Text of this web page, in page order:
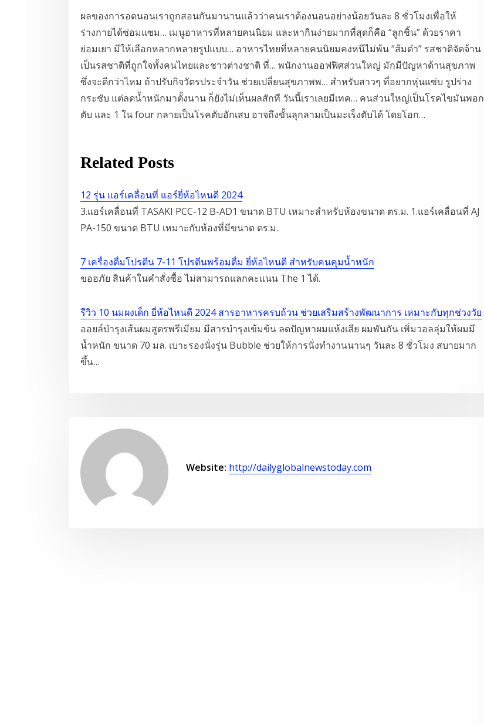
ผลของการอดนอนเราถูกสอนกันมานานแล้วว่าคนเราต้องนอนอย่างน้อยวันละ 8 ชั่วโมงเพื่อให้
ร่างกายได้ซ่อมแซม… เมนูอาหารที่หลายคนนิยม และหากินง่ายมากที่สุดก็คือ “ลูกชิ้น” ด้วยราคา
ย่อมเยา มีให้เลือกหลากหลายรูปแบบ… อาหารไทยที่หลายคนนิยมคงหนีไม่พ้น “ส้มตำ” รสชาติจัดจ้าน
เป็นรสชาติที่ถูกใจทั้งคนไทยและชาวต่างชาติ ที่… พนักงานออฟฟิศส่วนใหญ่ มักมีปัญหาด้านสุขภาพ
ซึ่งจะดีกว่าไหม ถ้าปรับกิจวัตรประจำวัน ช่วยเปลี่ยนสุขภาพพ… สำหรับสาวๆ ที่อยากหุ่นแซ่บ รูปร่าง
กระชับ แต่ลดน้ำหนักมาตั้งนาน ก็ยังไม่เห็นผลสักที วันนี้เราเลยมีเทค… คนส่วนใหญ่เป็นโรคไขมันพอก
ตับ และ 1 ใน four กลายเป็นโรคตับอักเสบ อาจถึงขั้นลุกลามเป็นมะเร็งตับได้ โดยโอก…
Related Posts
12 รุ่น แอร์เคลื่อนที่ แอร์ยี่ห้อไหนดี 2024
3.แอร์เคลื่อนที่ TASAKI PCC-12 B-AD1 ขนาด BTU เหมาะสำหรับห้องขนาด ตร.ม. 1.แอร์เคลื่อนที่ AJ
PA-150 ขนาด BTU เหมาะกับห้องที่มีขนาด ตร.ม.
7 เครื่องดื่มโปรตีน 7-11 โปรตีนพร้อมดื่ม ยี่ห้อไหนดี สำหรับคนคุมน้ำหนัก
ขออภัย สินค้าในคำสั่งซื้อ ไม่สามารถแลกคะแนน The 1 ได้.
รีวิว 10 นมผงเด็ก ยี่ห้อไหนดี 2024 สารอาหารครบถ้วน ช่วยเสริมสร้างพัฒนาการ เหมาะกับทุกช่วงวัย
ออยล์บำรุงเส้นผมสูตรพรีเมียม มีสารบำรุงเข้มข้น ลดปัญหาผมแห้งเสีย ผมพันกัน เพิ่มวอลลุ่มให้ผมมี
น้ำหนัก ขนาด 70 มล. เบาะรองนั่งรุ่น Bubble ช่วยให้การนั่งทำงานนานๆ วันละ 8 ชั่วโมง สบายมาก
ขึ้น…
Website: http://dailyglobalnewstoday.com